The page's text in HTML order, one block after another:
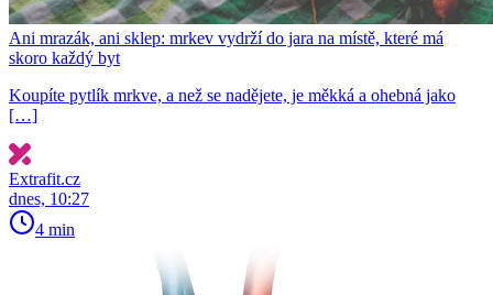
Ani mrazák, ani sklep: mrkev vydrží do jara na místě, které má
skoro každý byt
Koupíte pytlík mrkve, a než se nadějete, je měkká a ohebná jako
[…]
Extrafit.cz
dnes, 10:27
4 min